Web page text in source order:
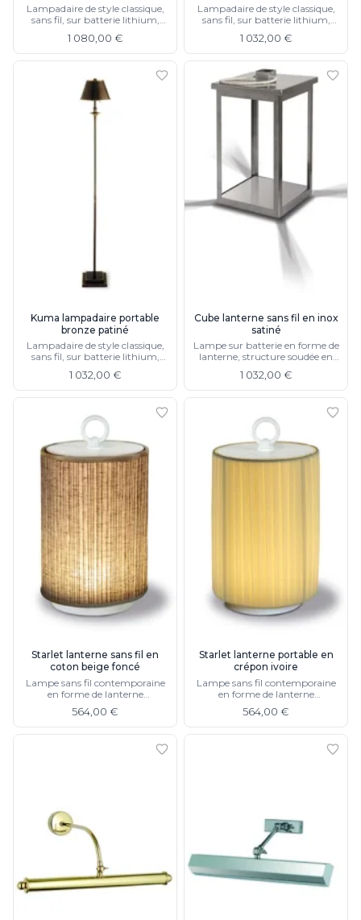
Lampadaire de style classique,
sans fil, sur batterie lithium,
1 080,00 €
Lampadaire de style classique,
sans fil, sur batterie lithium,
1 032,00 €
Kuma lampadaire portable
bronze patiné
Lampadaire de style classique,
sans fil, sur batterie lithium,
1 032,00 €
Cube lanterne sans fil en inox
satiné
Lampe sur batterie en forme de
lanterne, structure soudée en
1 032,00 €
Starlet lanterne sans fil en
coton beige foncé
Lampe sans fil contemporaine
en forme de lanterne
autonomie de 7 heure
564,00 €
Starlet lanterne portable en
crépon ivoire
Lampe sans fil contemporaine
en forme de lanterne
autonomie de 7 heures
564,00 €